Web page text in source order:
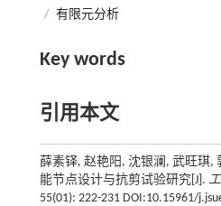
/ 有限元分析
Key words
引用本文
薛素铎, 赵艳阳, 沈银澜, 武旺琪,
能节点设计与抗剪试验研究[J].
55(01): 222-231 DOI:10.15961/